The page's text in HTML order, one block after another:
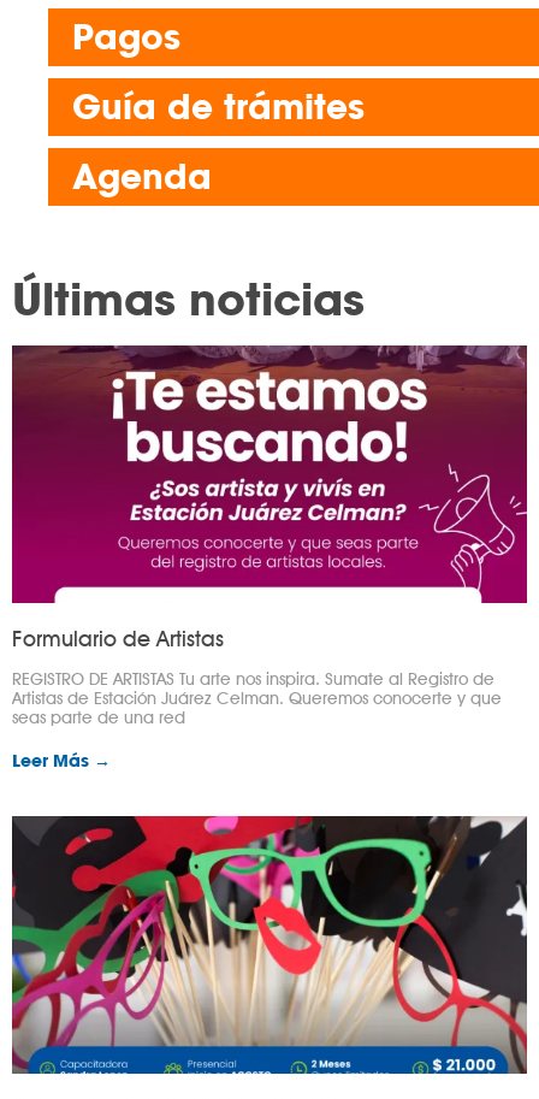
Pagos
Guía de trámites
Agenda
Últimas noticias
Formulario de Artistas
REGISTRO DE ARTISTAS Tu arte nos inspira. Sumate al Registro de
Artistas de Estación Juárez Celman. Queremos conocerte y que
seas parte de una red
Leer Más →